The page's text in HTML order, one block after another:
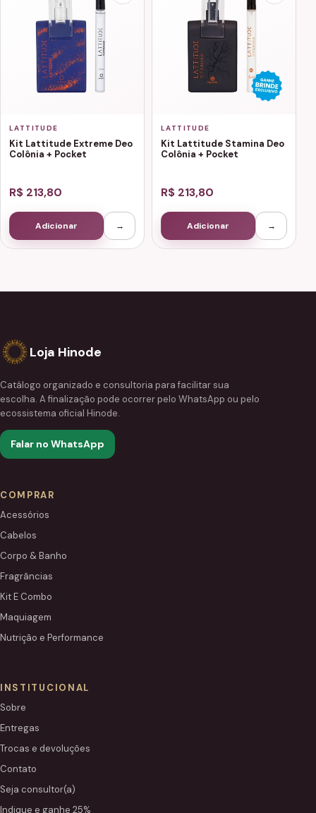
LATTITUDE
Kit Lattitude Extreme Deo
Colônia + Pocket
R$ 213,80
Adicionar →
LATTITUDE
Kit Lattitude Stamina Deo
Colônia + Pocket
R$ 213,80
Adicionar →
Loja Hinode
Catálogo organizado e consultoria para facilitar sua
escolha. A finalização pode ocorrer pelo WhatsApp ou pelo
ecossistema oficial Hinode.
Falar no WhatsApp
COMPRAR
Acessórios
Cabelos
Corpo & Banho
Fragrâncias
Kit E Combo
Maquiagem
Nutrição e Performance
INSTITUCIONAL
Sobre
Entregas
Trocas e devoluções
Contato
Seja consultor(a)
Indique e ganhe 25%